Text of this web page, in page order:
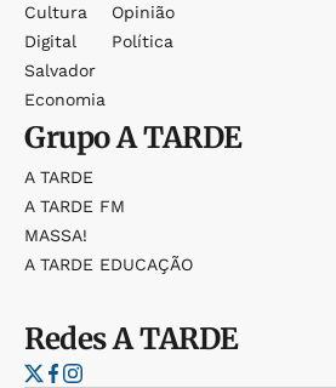
Cultura
Digital
Salvador
Economia
Opinião
Política
GrupoA TARDE
A TARDE
A TARDE FM
MASSA!
A TARDE EDUCAÇÃO
RedesA TARDE